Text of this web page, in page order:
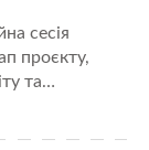
сесія
проєкту,
та…